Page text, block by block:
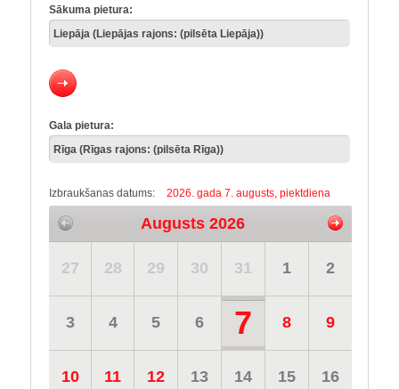
Sākuma pietura:
Gala pietura:
Izbraukšanas datums: 2026. gada 7. augusts, piektdiena
Augusts 2026
27 28 29 30 31 1 2
3 4 5 6 7 8 9
10 11 12 13 14 15 16